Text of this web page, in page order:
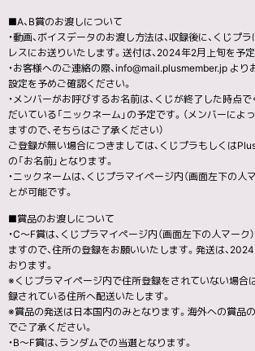
■A、B賞のお渡しについて
・動画、ボイスデータのお渡し方法は、収録後に、くじプ
レスにお送りいたします。送付は、2024年2月上旬を予
・お客様へのご連絡の際、info@mail.plusmember.jp より
設定を予めご確認ください。
・メンバーがお呼びするお名前は、くじが終了した時点
だいている「ニックネーム」の予定です。（メンバーによ
ますので、そちらはご了承ください）
ご登録が無い場合につきましては、くじプラもしくは
の「お名前」となります。
・ニックネームは、くじプラマイページ内（画面左下の人
とが可能です。
■賞品のお渡しについて
・C〜F賞は、くじプラマイページ内（画面左下の人マー
ますので、住所の登録をお願いいたします。発送は、
おります。
※くじプラマイページ内で住所登録をされていない場合
録されている住所へ配送いたします。
※賞品の発送は日本国内のみとなります。海外への賞品
でご了承ください。
・B〜F賞は、ランダムでの当選となります。